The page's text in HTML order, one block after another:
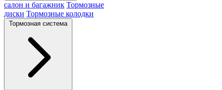
салон и багажник Тормозные
диски Тормозные колодки
Тормозная система